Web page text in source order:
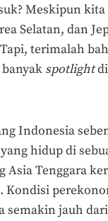
Meskipun
Selatan, dan
terimalah
spotlightdi
Indonesia
hidup di
Asia Tenggara
Kondisi
jauh